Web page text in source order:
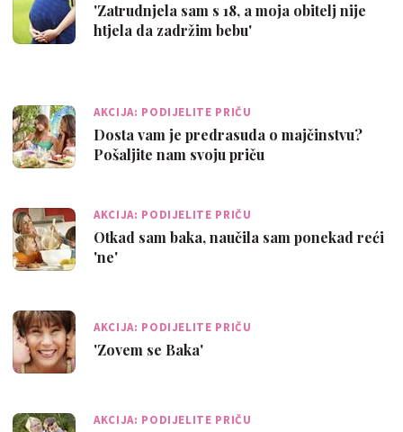
'Zatrudnjela sam s 18, a moja obitelj nije
htjela da zadržim bebu'
AKCIJA: PODIJELITE PRIČU
Dosta vam je predrasuda o majčinstvu?
Pošaljite nam svoju priču
AKCIJA: PODIJELITE PRIČU
Otkad sam baka, naučila sam ponekad reći
'ne'
AKCIJA: PODIJELITE PRIČU
'Zovem se Baka'
AKCIJA: PODIJELITE PRIČU